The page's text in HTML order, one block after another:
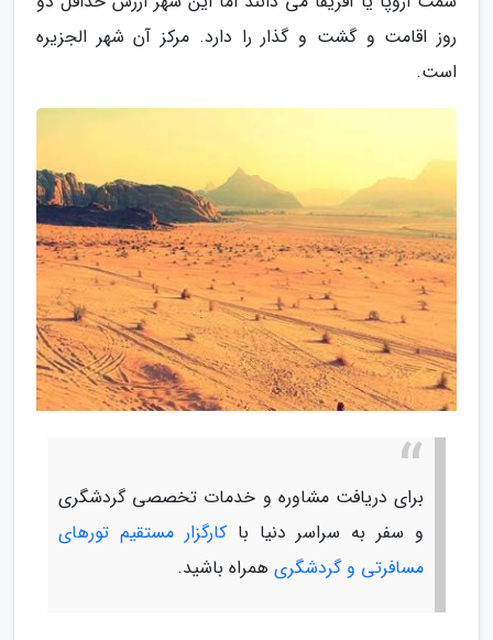
روز اقامت و گشت و گذار را دارد. مرکز آن شهر الجزیره
است.
برای دریافت مشاوره و خدمات تخصصی گردشگری
و سفر به سراسر دنیا باکارگزار مستقیم تورهای
مسافرتی و گردشگری همراه باشید.